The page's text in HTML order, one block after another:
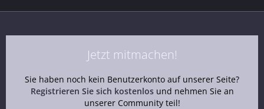
Jetzt mitmachen!
Sie haben noch kein Benutzerkonto auf unserer Seite?
Registrieren Sie sich kostenlosund nehmen Sie an
unserer Community teil!